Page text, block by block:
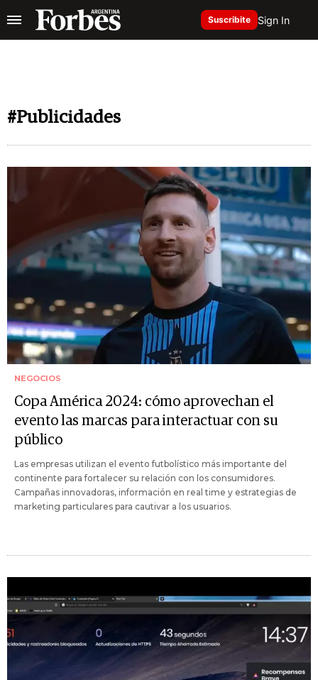
Suscribite Sign In
#Publicidades
NEGOCIOS
Copa América 2024: cómo aprovechan el
evento las marcas para interactuar con su
público
Las empresas utilizan el evento futbolístico más importante del
continente para fortalecer su relación con los consumidores.
Campañas innovadoras, información en real time y estrategias de
marketing particulares para cautivar a los usuarios.